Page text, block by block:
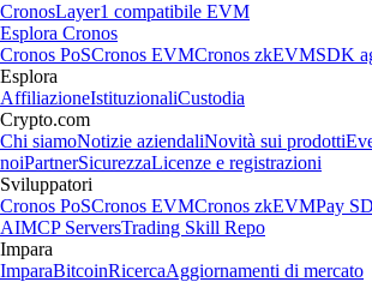
CronosLayer1 compatibile EVM
Esplora Cronos
Cronos PoSCronos EVMCronos zkEVMSDK
Esplora
AffiliazioneIstituzionaliCustodia
Crypto.com
Chi siamoNotizie aziendaliNovità sui prodotti
noiPartnerSicurezzaLicenze e registrazioni
Sviluppatori
Cronos PoSCronos EVMCronos zkEVMPay
AIMCP ServersTrading Skill Repo
Impara
ImparaBitcoinRicercaAggiornamenti di mercato